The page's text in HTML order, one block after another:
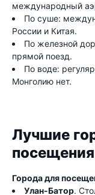
международный
По суше:
России и Китая.
По железной
прямой поезд.
По воде:
Монголию нет.
Лучшие
Города для
Улан-Батор.